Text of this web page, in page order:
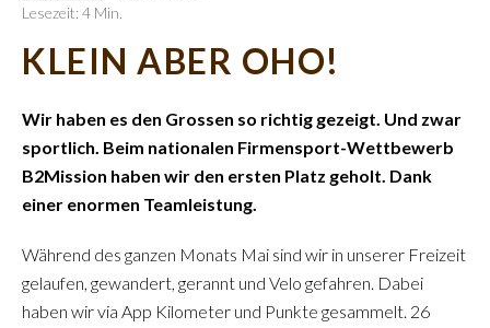
Lesezeit: 4 Min.
KLEIN ABER OHO!
Wir haben es den Grossen so richtig gezeigt. Und zwar
sportlich. Beim nationalen Firmensport-Wettbewerb
B2Mission haben wir den ersten Platz geholt. Dank
einer enormen Teamleistung.
Während des ganzen Monats Mai sind wir in unserer Freizeit
gelaufen, gewandert, gerannt und Velo gefahren. Dabei
haben wir via App Kilometer und Punkte gesammelt. 26